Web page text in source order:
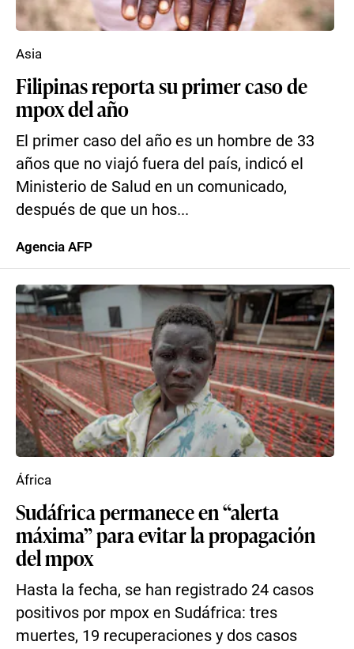
Filipinas reporta su primer caso de
mpox del año
El primer caso del año es un hombre de 33
años que no viajó fuera del país, indicó el
Ministerio de Salud en un comunicado,
después de que un hos...
Asia
Agencia AFP
Sudáfrica permanece en “alerta
máxima” para evitar la propagación
del mpox
Hasta la fecha, se han registrado 24 casos
positivos por mpox en Sudáfrica: tres
muertes, 19 recuperaciones y dos casos
África